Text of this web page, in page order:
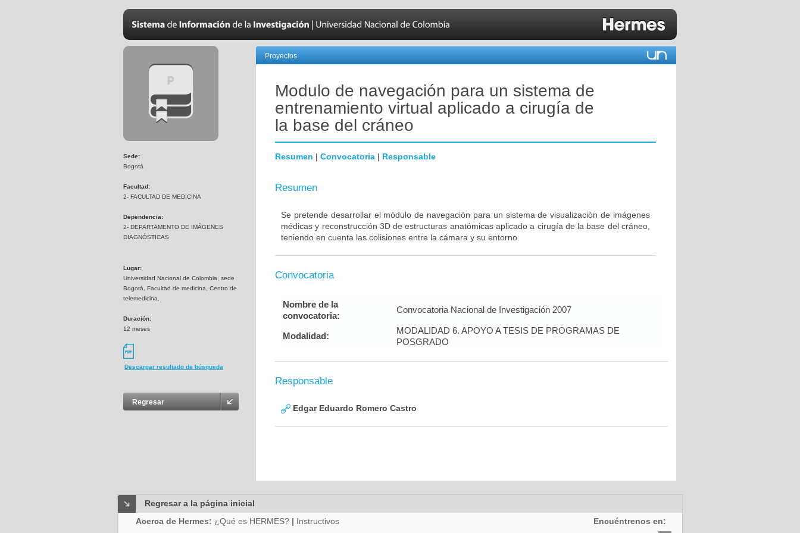
Sede:
Bogotá
Facultad:
2- FACULTAD DE MEDICINA
Dependencia:
2- DEPARTAMENTO DE IMÁGENES
DIAGNÓSTICAS
Lugar:
Universidad Nacional de Colombia, sede
Bogotá, Facultad de medicina, Centro de
telemedicina.
Duración:
12 meses
Descargar resultado de búsqueda
Regresar
Proyectos
Modulo de navegación para un sistema de
entrenamiento virtual aplicado a cirugía de
la base del cráneo
Resumen | Convocatoria | Responsable
Resumen
Se pretende desarrollar el módulo de navegación para un sistema de visualización de imágenes
médicas y reconstrucción 3D de estructuras anatómicas aplicado a cirugía de la base del cráneo,
teniendo en cuenta las colisiones entre la cámara y su entorno.
Convocatoria
Nombre de la
convocatoria:
Convocatoria Nacional de Investigación 2007
Modalidad:
MODALIDAD 6. APOYO A TESIS DE PROGRAMAS DE
POSGRADO
Responsable
Edgar Eduardo Romero Castro
Regresar a la página inicial
Acerca de Hermes: ¿Qué es HERMES? | Instructivos Encuéntrenos en: